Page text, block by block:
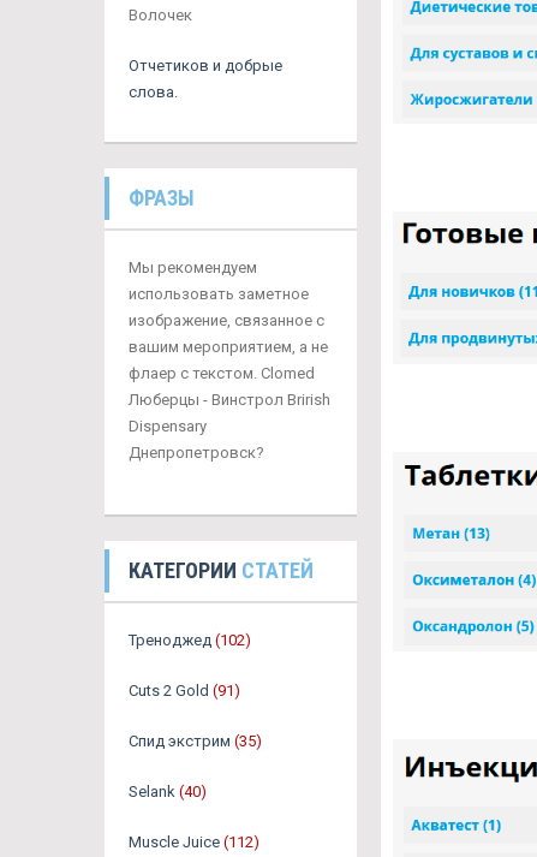
Волочек
Отчетиков и добрые
слова.
ФРАЗЫ
Мы рекомендуем
использовать заметное
изображение, связанное с
вашим мероприятием, а не
флаер с текстом. Clomed
Люберцы - Винстрол Brirish
Dispensary
Днепропетровск?
КАТЕГОРИИ СТАТЕЙ
Треноджед (102)
Cuts 2 Gold (91)
Спид экстрим (35)
Selank (40)
Muscle Juice (112)